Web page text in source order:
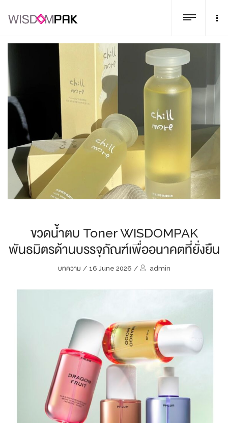
ขวดน้ำตบ Toner WISDOMPAK
พันธมิตรด้านบรรจุภัณฑ์เพื่ออนาคตที่ยั่งยืน
บทความ / 16 June 2026 / admin